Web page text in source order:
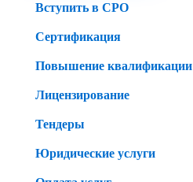
Вступить в СРО
Сертификация
Повышение квалификации
Лицензирование
Тендеры
Юридические услуги